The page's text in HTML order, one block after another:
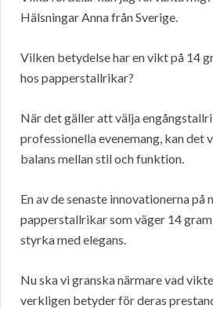
Hälsningar Anna från Sverige.
Vilken betydelse har en vikt på 14
hos papperstallrikar?
När det gäller att välja
professionella evenemang, kan det
balans mellan stil och funktion.
En av de senaste innovationerna på
papperstallrikar som väger 14
styrka med elegans.
Nu ska vi granska närmare vad
verkligen betyder för deras